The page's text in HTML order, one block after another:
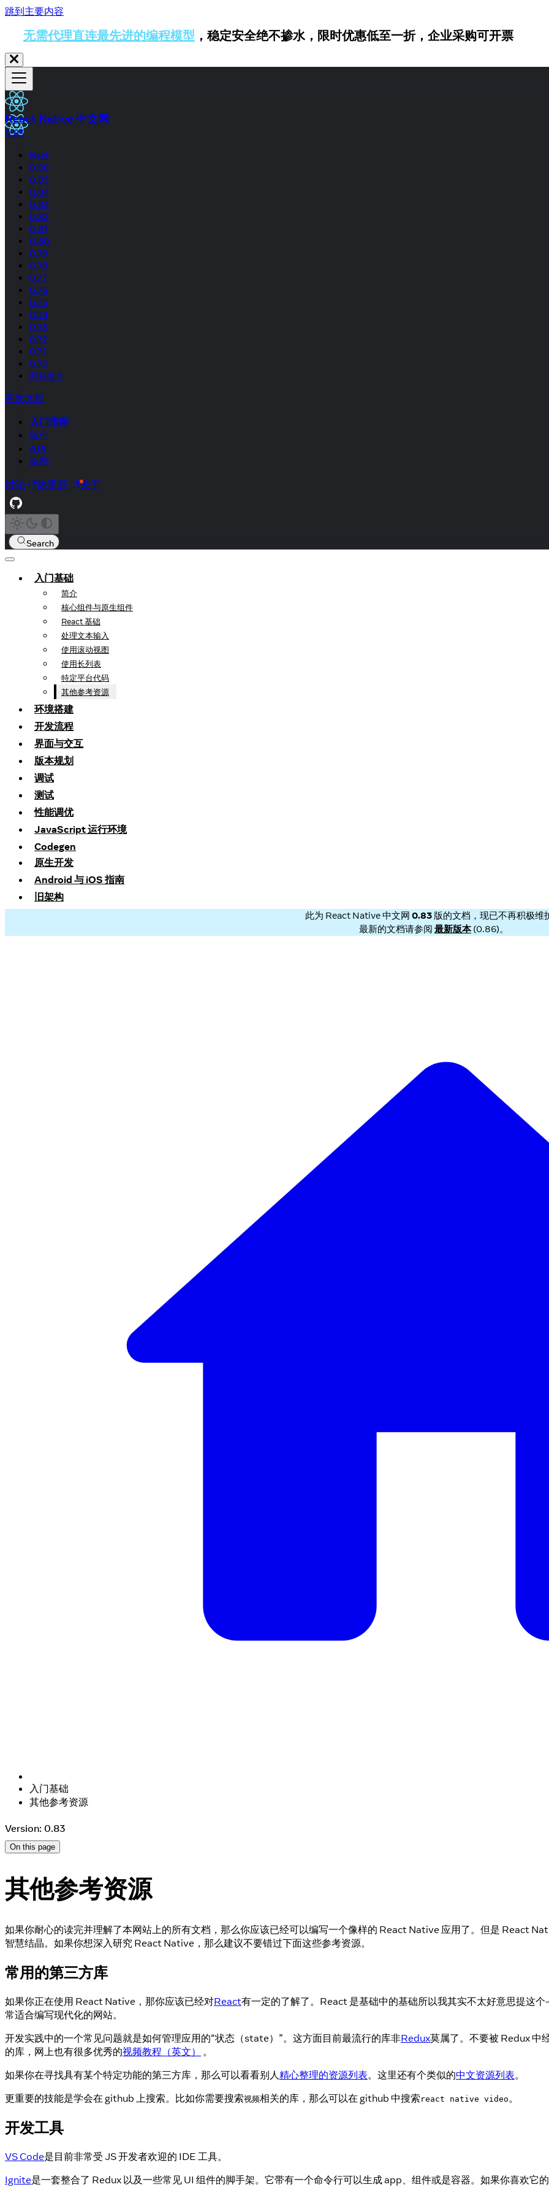
跳到主要内容
无需代理直连最先进的编程模型 ，稳定安全绝不掺水，限时优惠低至一折，企业采购可开票
React Native 中文网
0.83
Next
0.86
0.85
0.84
0.83
0.82
0.81
0.80
0.79
0.78
0.77
0.76
0.75
0.74
0.73
0.72
0.71
0.70
所有版本
开发文档
入门指南
组件
API
架构
讨论 热更新 关于
Search
入门基础
简介
核心组件与原生组件
React 基础
处理文本输入
使用滚动视图
使用长列表
特定平台代码
其他参考资源
环境搭建
开发流程
界面与交互
版本规划
调试
测试
性能调优
JavaScript 运行环境
Codegen
原生开发
Android 与 iOS 指南
旧架构
此为 React Native 中文网 0.83 版的文档，现已不再积极维
最新的文档请参阅 最新版本(0.86)。
入门基础
其他参考资源
Version: 0.83
On this page
其他参考资源
如果你耐心的读完并理解了本网站上的所有文档，那么你应该已经可以编写一个像样的 React Native 应用了。但是 React
智慧结晶。如果你想深入研究 React Native，那么建议不要错过下面这些参考资源。
常用的第三方库
如果你正在使用 React Native，那你应该已经对React有一定的了解了。React 是基础中的基础所以我其实不太好意思提这
常适合编写现代化的网站。
开发实践中的一个常见问题就是如何管理应用的“状态（state）”。这方面目前最流行的库非Redux莫属了。不要被 Redux
的库，网上也有很多优秀的视频教程（英文）
。
如果你在寻找具有某个特定功能的第三方库，那么可以看看别人精心整理的资源列表。这里还有个类似的中文资源列表。
更重要的技能是学会在 github 上搜索。比如你需要搜索视频相关的库，那么可以在 github 中搜索 react native video。
开发工具
VS Code是目前非常受 JS 开发者欢迎的 IDE 工具。
Ignite是一套整合了 Redux 以及一些常见 UI 组件的脚手架。它带有一个命令行可以生成 app、组件或是容器。如果你喜欢它